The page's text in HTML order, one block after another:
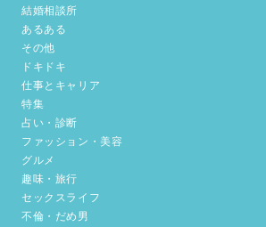
結婚相談所
あるある
その他
ドキドキ
仕事とキャリア
特集
占い・診断
ファッション・美容
グルメ
趣味・旅行
セックスライフ
不倫・だめ男